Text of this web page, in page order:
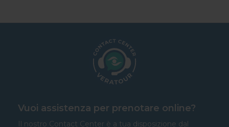
Vuoi assistenza per prenotare online?
Il nostro Contact Center è a tua disposizione dal